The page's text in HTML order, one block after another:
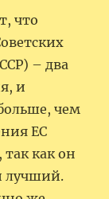
что
– два
и
чем
ЕС
как он
лучший.